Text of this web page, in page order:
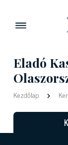
Eladó
Kezdőlap